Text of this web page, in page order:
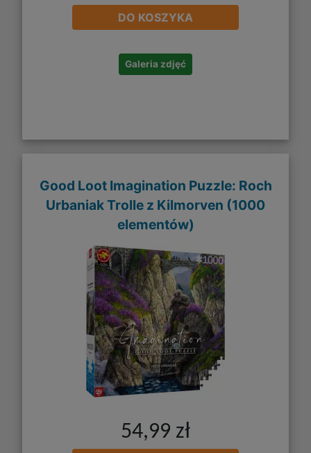
DO KOSZYKA
Galeria zdjęć
Good Loot Imagination Puzzle: Roch
Urbaniak Trolle z Kilmorven (1000
elementów)
54,99 zł